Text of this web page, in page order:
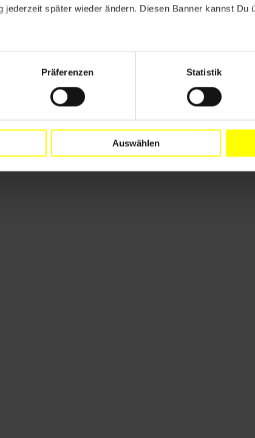
jederzeit später wieder ändern. Diesen Banner kannst Du
Präferenzen Statistik
Auswählen
Mzia Amaghlobeli ein!
Briefen gegen das Vergessen. Handle